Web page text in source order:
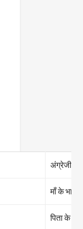
अंग्रेजी में
माँ के भाई
पिता के